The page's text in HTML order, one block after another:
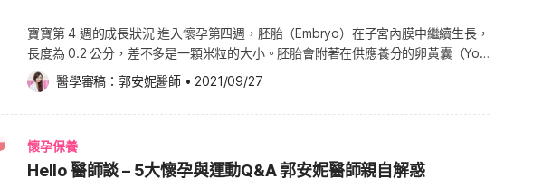
紋所帶來的不適感越來越嚴重，則建議仍應諮詢婦產科或皮膚科醫師建議，依個人情
況治療才是上上策。 （圖片授權：達志影像）
情。不只自己，連肚裡的寶寶都能透過溫柔的手感經驗到最無條件的愛，更可以對天
倫之樂充滿期待。 最後要提醒的是，按摩自己的大腹便便一定要輕柔再輕柔才安
醫師也不建議自己調配。若妊娠紋所帶來的不適感如果越來越嚴重，或者使用保養品
色蔬菜（煮熟約 1.5~2 碗） 2~3 份水果（切塊水果約 2~3 碗）（推薦閱讀：補充維
生素C和鉀！懷孕水果這樣吃） 若在日常飲食中攝取不足，建議跟婦產科醫師討論
後，再依處方籤補充葉酸錠劑。 【上一週：懷孕第6週】 【下一週：懷孕第8週】
（Toxoplasma gondii），若不小心接觸到貓咪的糞便有可能會感染。懷孕的女性如
果是第一次感染弓形蟲，弓形蟲恐會經由胎盤傳染給寶寶，感染率高達 40%。 若在
懷孕初期就感染弓蟲，更可能會造成流產或死胎。罹患「先天性弓形蟲感染症」的新
良 失明 學習障礙 心智發育遲緩 皮膚紅斑丘疹 全身淋巴結腫大 肝脾腫大 黃疸 血小
板低下 水腦症（Hydrocephalus） 小腦症（Microcephaly） 顱內鈣化 神經病變 所
以孕婦盡量不要清貓砂，最好讓其他人代理，而且千萬不能吃生食。值得注意的是，
如果準媽媽在懷孕期時被感染，會有傳染給寶寶的危險，不過如在懷孕前就被感染，
媽媽尚未適應，容易可能會出現不適情形，稱為早期懷孕症狀。（詳情請讀：懷孕第
4週：孕斑初現，美白防曬禁用A酸） 早期懷孕症狀指的是懷孕頭三個月發生的症
變 嗅覺變得敏感 頻尿 肚子偶有抽筋之感（推薦閱讀：懷孕期腳抽筋～4方法舒緩與
（Implantation bleeding）。著床出血通常發生在準媽媽受孕後約 10 至 14 天，差
不多就是在懷孕第四週或第五週左右。當受精卵附著在子宮壁上的時候，就可能會引
寶寶第 4 週的成長狀況 進入懷孕第四週，胚胎（Embryo）在子宮內膜中繼續生長，
長度為 0.2 公分，差不多是一顆米粒的大小。胚胎會附著在供應養分的卵黃囊（Yolk
sac）之上，直到胎盤在懷孕第八週左右成形，就會接管卵黃囊的功能。胎盤會嵌入
子宮壁，讓寶寶從準媽媽的血液獲取足夠的營養與氧氣，並排出廢物。 胎盤內層是
羊膜囊（Amniotic sac），羊膜囊內含有羊水（Amniotic fluid），而羊水則包圍著羊
layer） 未來會生成寶寶的呼吸系統與消化系統，包括肺臟、腸、胃、膀胱。 2. 中胚
層（Middle layer） 未來會生成寶寶的心臟，血管，肌肉和骨骼。 3. 外胚層
醫學審稿： 郭安妮醫師 • 2021/09/27
懷孕保養
Hello 醫師談 – 5大懷孕與運動Q&A 郭安妮醫師親自解惑